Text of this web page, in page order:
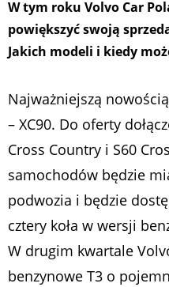
W tym roku Volvo Car
powiększyć swoją
Jakich modeli i kiedy
Najważniejszą
– XC90. Do oferty
Cross Country i S60
samochodów będzie
podwozia i będzie
cztery koła w wersji
W drugim kwartale
benzynowe T3 o